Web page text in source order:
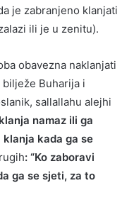
je zabranjeno klanjati
ili je u zenitu).
obavezna naklanjati
Buharija i
sallallahu alejhi
namaz ili ga
kada ga se
: “Ko zaboravi
ga se sjeti, za to